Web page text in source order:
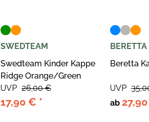
SWEDTEAM
Swedteam Kinder Kappe
Ridge Orange/Green
17,90 € *
UVP 26,00 €
BERETTA
Beretta
ab
UVP